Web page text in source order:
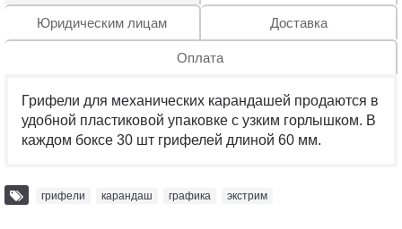
Юридическим лицам Доставка
Оплата
Грифели для механических карандашей продаются в
удобной пластиковой упаковке с узким горлышком. В
каждом боксе 30 шт грифелей длиной 60 мм.
грифели карандаш графика экстрим